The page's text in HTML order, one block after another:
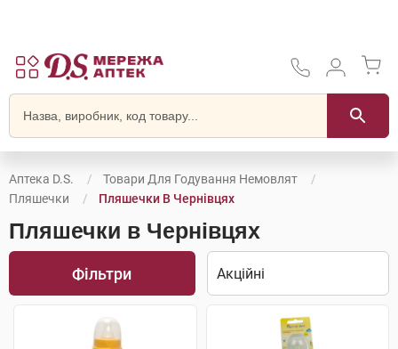
Аптека D.S.
Товари Для Годування Немовлят
Пляшечки
Пляшечки В Чернівцях
Пляшечки в Чернівцях
Фільтри